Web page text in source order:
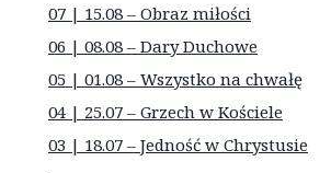
07 | 15.08 – Obraz miłości
06 | 08.08 – Dary Duchowe
05 | 01.08 – Wszystko na chwałę
04 | 25.07 – Grzech w Kościele
03 | 18.07 – Jedność w Chrystusie